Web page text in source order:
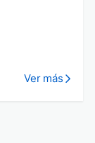
Ver más